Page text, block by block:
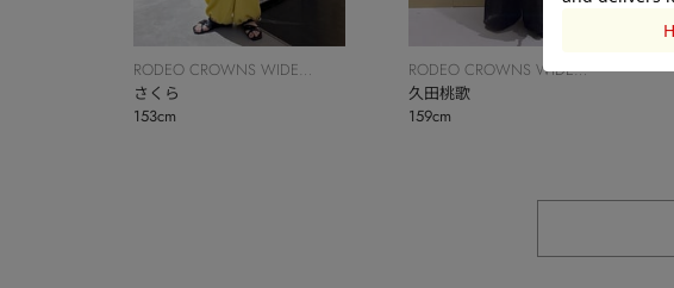
RODEO CROWNS WIDE
BOWL
さくら
153cm
RODEO CROWNS WIDE
BOWL
久田桃歌
159cm